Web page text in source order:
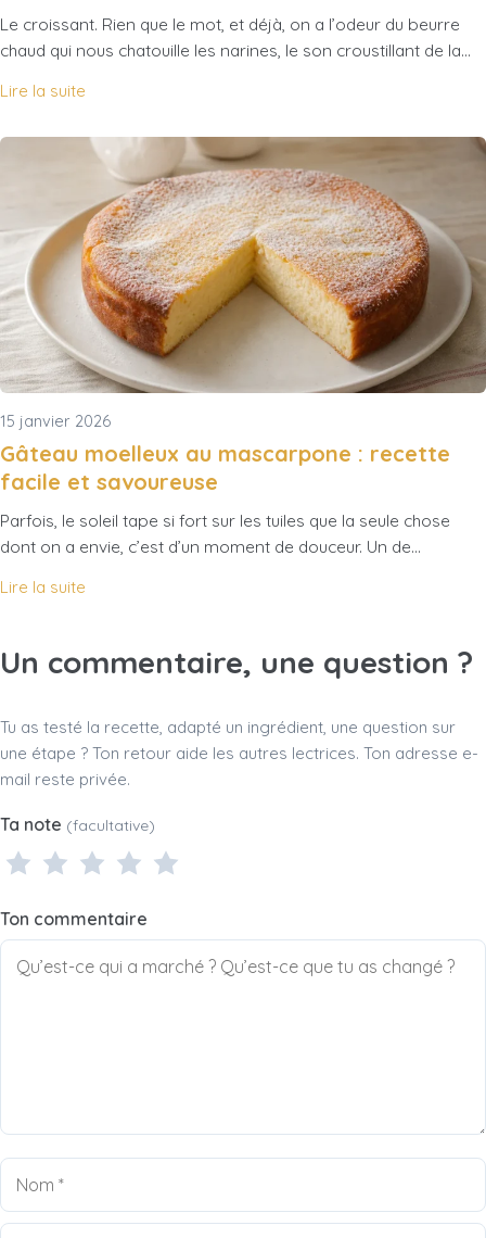
Le croissant. Rien que le mot, et déjà, on a l’odeur du beurre
chaud qui nous chatouille les narines, le son croustillant de la…
Lire la suite
15 janvier 2026
Gâteau moelleux au mascarpone : recette
facile et savoureuse
Parfois, le soleil tape si fort sur les tuiles que la seule chose
dont on a envie, c’est d’un moment de douceur. Un de…
Lire la suite
Un commentaire, une question ?
Tu as testé la recette, adapté un ingrédient, une question sur
une étape ? Ton retour aide les autres lectrices. Ton adresse e-
mail reste privée.
Ta note (facultative)
Ton commentaire